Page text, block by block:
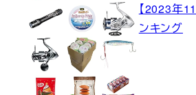
【2023年
ンキング